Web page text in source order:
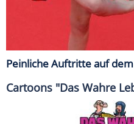
Peinliche Auftritte auf
Cartoons "Das Wahre